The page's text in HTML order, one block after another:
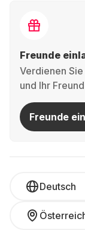
Freunde
Verdienen
und Ihr
Freunde
Deutsch